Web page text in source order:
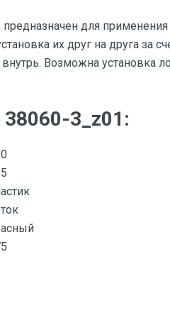
предназначен для
их друг на друга за
Возможна установка
3_z01: